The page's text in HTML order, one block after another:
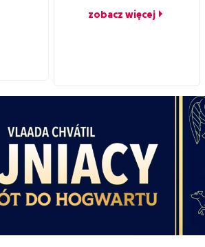
zobacz więcej